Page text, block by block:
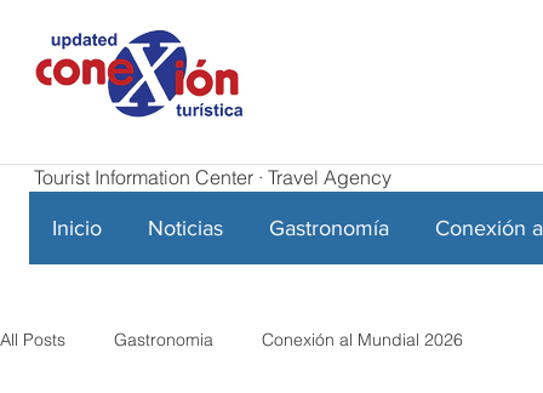
Tourist Information Center · Travel Agency
Inicio Noticias Gastronomía Conexión
All Posts Gastronomia Conexión al Mundial 2026